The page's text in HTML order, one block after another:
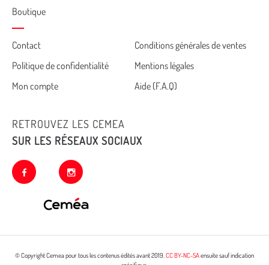
Boutique
Cemea
footer
Contact
Conditions générales de ventes
Politique de confidentialité
Mentions légales
Mon compte
Aide (F.A.Q)
RETROUVEZ LES CEMEA
SUR LES RÉSEAUX SOCIAUX
facebook instagram
© Copyright Cemea pour tous les contenus édités avant 2019.CC BY-NC-SAensuite sauf indication